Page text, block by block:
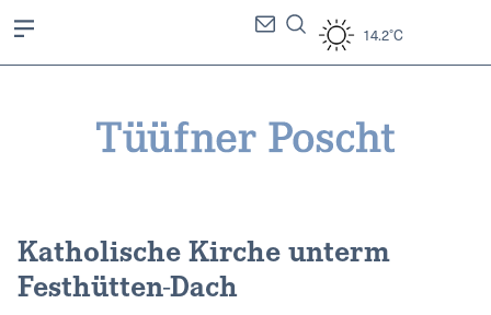
14.2°C
Katholische Kirche unterm
Festhütten-Dach